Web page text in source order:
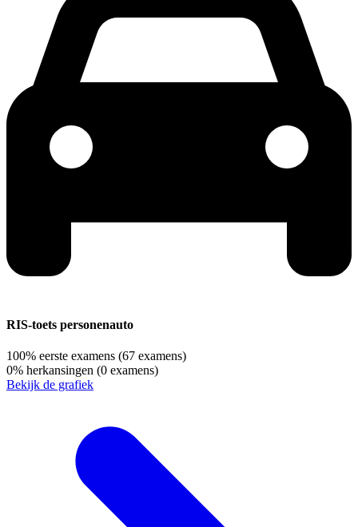
RIS-toets personenauto
100% eerste examens (67 examens)
0% herkansingen (0 examens)
Bekijk de grafiek